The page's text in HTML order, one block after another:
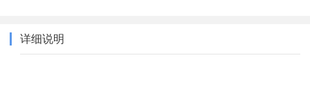
详细说明